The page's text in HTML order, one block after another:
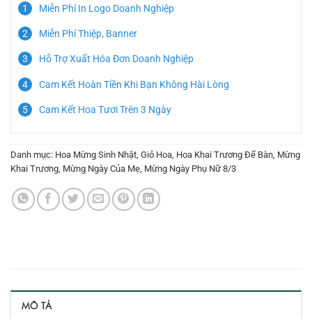
Miễn Phí In Logo Doanh Nghiệp
Miễn Phí Thiệp, Banner
Hỗ Trợ Xuất Hóa Đơn Doanh Nghiệp
Cam Kết Hoàn Tiền Khi Bạn Không Hài Lòng
Cam Kết Hoa Tươi Trên 3 Ngày
Danh mục: Hoa Mừng Sinh Nhật Giỏ Hoa Hoa Khai Trương Để Bàn Mừng
Khai Trương Mừng Ngày Của Mẹ Mừng Ngày Phụ Nữ 8/3
MÔ TẢ